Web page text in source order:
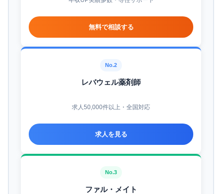
無料で相談する
No.2
レバウェル薬剤師
求人50,000件以上・全国対応
求人を見る
No.3
ファル・メイト